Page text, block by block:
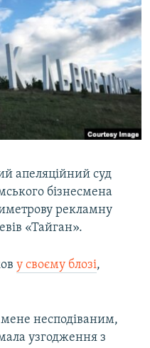
апеляційний суд
бізнесмена
рекламну
«Тайган».
у своєму блозі,
несподіваним,
узгодження з